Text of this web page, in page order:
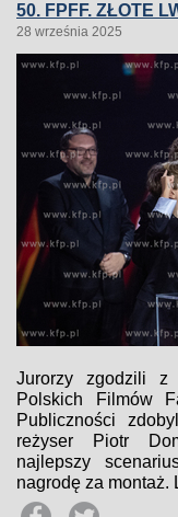
50. FPFF. ZŁOTE
28 września 2025
Jurorzy zgodzili z
Polskich Filmów
Publiczności
reżyser Piotr
najlepszy
nagrodę za montaż.